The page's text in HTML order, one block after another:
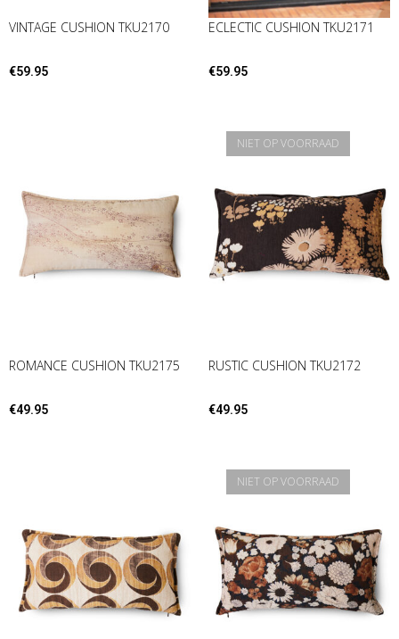
VINTAGE CUSHION TKU2170
€59.95
ECLECTIC CUSHION TKU2171
€59.95
ROMANCE CUSHION TKU2175
€49.95
NIET OP VOORRAAD
RUSTIC CUSHION TKU2172
€49.95
NIET OP VOORRAAD